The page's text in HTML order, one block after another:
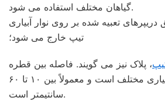
گیاهان مختلف استفاده می شود.
تعبیه شده بر روی نوار آبیاری
تیپ خارج می شود؛
، پلاک نیز می گویند. فاصله بین قطره
چکان ها در نوار آبیاری مختلف است و معمولاً بین ۱۰ تا ۶۰
سانتیمتر است.